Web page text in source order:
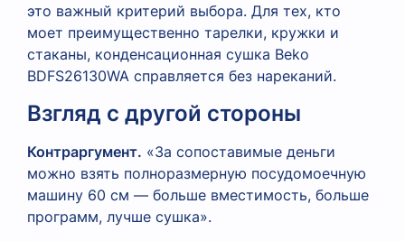
это важный критерий выбора. Для тех, кто
моет преимущественно тарелки, кружки и
стаканы, конденсационная сушка Beko
BDFS26130WA справляется без нареканий.
Взгляд с другой стороны
Контраргумент. «За сопоставимые деньги
можно взять полноразмерную посудомоечную
машину 60 см — больше вместимость, больше
программ, лучше сушка».